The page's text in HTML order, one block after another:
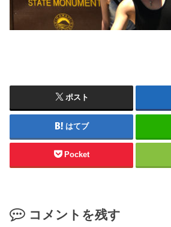
ポスト
はてブ
Pocket
コメントを残す